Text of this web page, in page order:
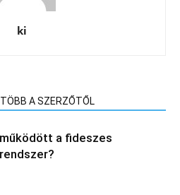
ki
TÖBB A SZERZŐTŐL
a fideszes